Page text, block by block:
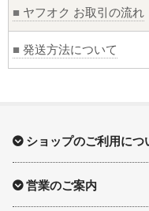
■ ヤフオク お取引の流れ
■ 発送方法について
ショップのご利用につ
営業のご案内